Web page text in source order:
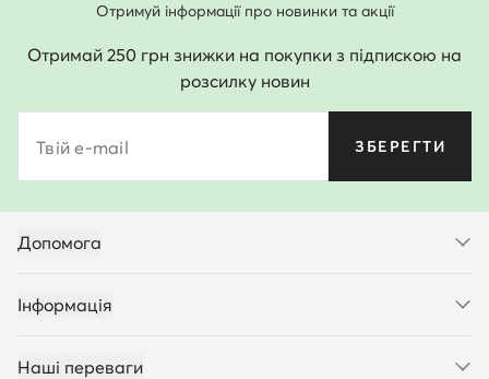
Отримуй інформації про новинки та акції
Отримай 250 грн знижки на покупки з підпискою на
розсилку новин
Твій e-mail ЗБЕРЕГТИ
Допомога
Інформація
Наші переваги